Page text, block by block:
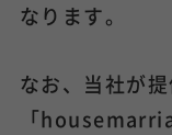
なります。
なお、当社が
「